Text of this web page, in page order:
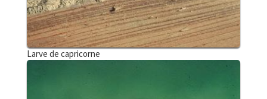
Larve de capricorne